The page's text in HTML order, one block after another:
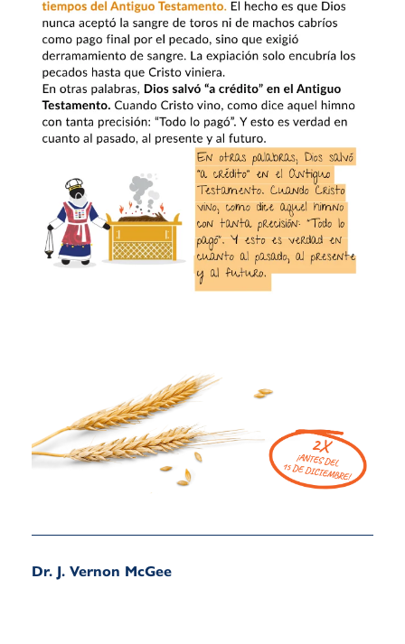
Dr. J. Vernon McGee